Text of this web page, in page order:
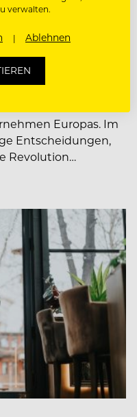
Weg
und die
Europas. Im
Entscheidungen,
Revolution…
verwalten.
Ablehnen